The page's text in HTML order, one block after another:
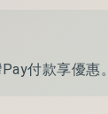
付款享優